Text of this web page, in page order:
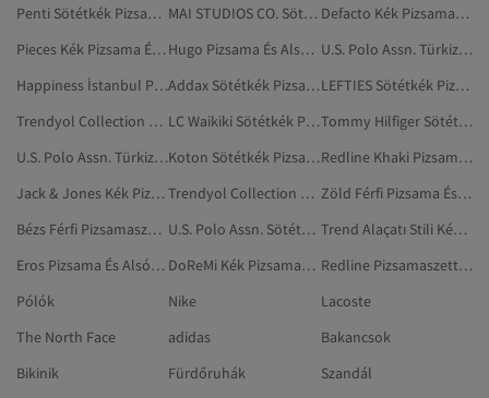
Penti Sötétkék Pizsama És Alsónemű
MAI STUDIOS CO. Sötétkék Pizsama És Alsónemű
Defacto Kék Pizsamaszettek
Pieces Kék Pizsama És Alsónemű
Hugo Pizsama És Alsónemű
U.S. Polo Assn. Türkizkék Pizsamaszettek
Happiness İstanbul Pizsama És Alsónemű
Addax Sötétkék Pizsama És Alsónemű
LEFTIES Sötétkék Pizsamaszettek
Trendyol Collection Férfi Pizsamaszettek
LC Waikiki Sötétkék Pizsama És Alsónemű
Tommy Hilfiger Sötétkék Pizsama És Alsónemű
U.S. Polo Assn. Türkizkék Pizsama És Alsónemű
Koton Sötétkék Pizsamaszettek
Redline Khaki Pizsamaszettek
Jack & Jones Kék Pizsama És Alsónemű
Trendyol Collection Férfi Plus Size Pizsamaszettek
Zöld Férfi Pizsama És Alsónemű
Bézs Férfi Pizsamaszettek
U.S. Polo Assn. Sötétkék Pizsamaszettek
Trend Alaçatı Stili Kék Pizsamaszettek
Eros Pizsama És Alsónemű
DoReMi Kék Pizsamaszettek
Redline Pizsamaszettek
Pólók
Nike
Lacoste
The North Face
adidas
Bakancsok
Bikinik
Fürdőruhák
Szandál